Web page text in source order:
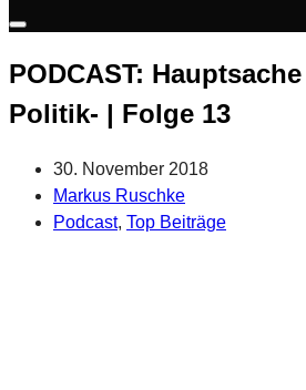
PODCAST:
Politik- | Folge 13
30. November 2018
Markus Ruschke
Podcast, Top Beiträge